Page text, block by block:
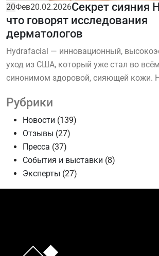
20Фев20.02.2026Секрет сияния
что говорят исследования
дерматологов
Hydrafacial — инновационный,
уход из США, который уже стал во
синонимом здоровой, сияющей кожи.
Рубрики
Новости (139)
Отзывы (27)
Пресса (37)
События и выставки (8)
Эксперты (27)